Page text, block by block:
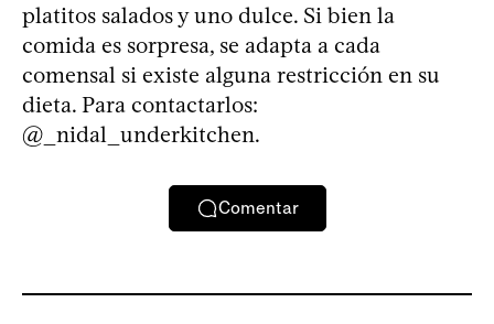
platitos salados y uno dulce. Si bien la
comida es sorpresa, se adapta a cada
comensal si existe alguna restricción en su
dieta. Para contactarlos:
@_nidal_underkitchen.
Comentar